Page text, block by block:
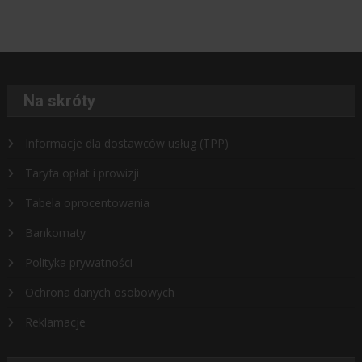
Na skróty
Informacje dla dostawców usług (TPP)
Taryfa opłat i prowizji
Tabela oprocentowania
Bankomaty
Polityka prywatności
Ochrona danych osobowych
Reklamacje